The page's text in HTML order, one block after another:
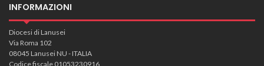
INFORMAZIONI
Diocesi di Lanusei
Via Roma 102
08045 Lanusei NU - ITALIA
Codice fiscale 01053230916